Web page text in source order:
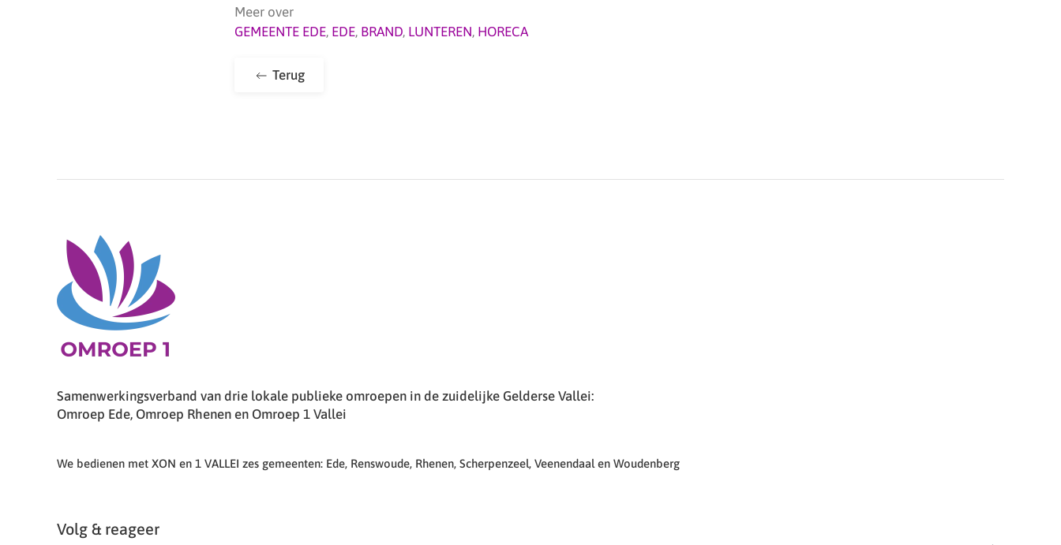
Meer over
GEMEENTE EDE, EDE, BRAND, LUNTEREN, HORECA
Terug
Samenwerkingsverband van drie lokale publieke omroepen in de zuidelijke Gelderse Vallei:
Omroep Ede, Omroep Rhenen en Omroep 1 Vallei
We bedienen met XON en 1 VALLEI zes gemeenten: Ede, Renswoude, Rhenen, Scherpenzeel, Veenendaal en Woudenberg
Volg & reageer